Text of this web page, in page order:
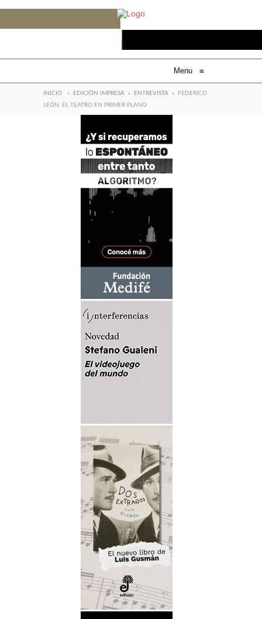
Menu ≡
INICIO » EDICIÓN IMPRESA » ENTREVISTA »
FEDERICO
LEÓN. EL TEATRO EN PRIMER PLANO